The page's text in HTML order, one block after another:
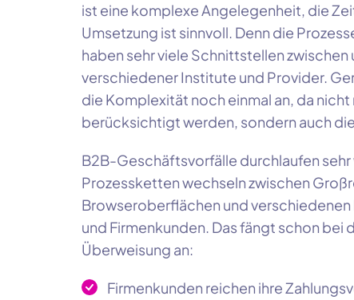
ist eine komplexe Angelegenheit, die
Umsetzung ist sinnvoll. Denn die
haben sehr viele Schnittstellen
verschiedener Institute und Provider.
die Komplexität noch einmal an, da
berücksichtigt werden, sondern auch
B2B-Geschäftsvorfälle durchlaufen
Prozessketten wechseln zwischen
Browseroberflächen und
und Firmenkunden. Das fängt schon bei
Überweisung an:
Firmenkunden reichen ihre